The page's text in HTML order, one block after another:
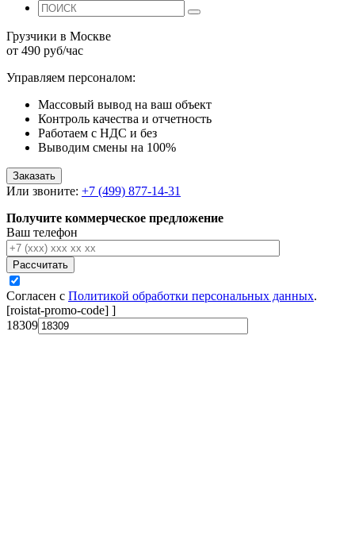
Грузчики в Москве
от 490 руб/час
Управляем персоналом:
Массовый вывод на ваш объект
Контроль качества и отчетность
Работаем с НДС и без
Выводим смены на 100%
Заказать
Или звоните: +7 (499) 877-14-31
Получите коммерческое предложение
Ваш телефон
Рассчитать
Согласен с Политикой обработки персональных данных.
[roistat-promo-code] ]
18309